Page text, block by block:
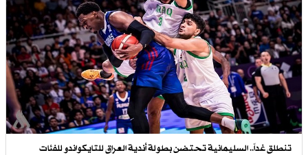
تنطلق غداً.. السليمانية تحتضن بطولة أندية العراق للتايكواندو للفئات